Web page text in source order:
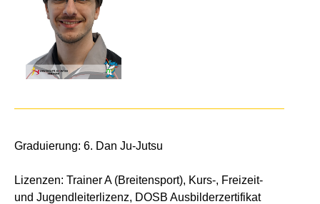
Graduierung: 6. Dan Ju-Jutsu
Lizenzen: Trainer A (Breitensport), Kurs-, Freizeit-
und Jugendleiterlizenz, DOSB Ausbilderzertifikat